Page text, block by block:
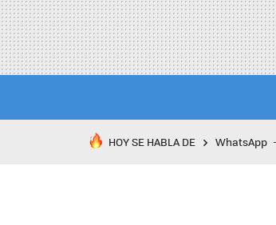
HOY SE HABLA DE WhatsApp